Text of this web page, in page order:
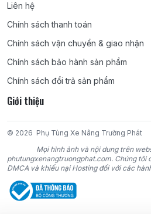
Liên hệ
Chính sách thanh toán
Chính sách vận chuyển & giao nhận
Chính sách bảo hành sản phẩm
Chính sách đổi trả sản phẩm
Giới thiệu
© 2026 Phụ Tùng Xe Nâng Trường Phát
Mọi hình ảnh và nội dung trên
phutungxenangtruongphat.com. Chúng tôi
DMCA và khiếu nại Hosting đối với các